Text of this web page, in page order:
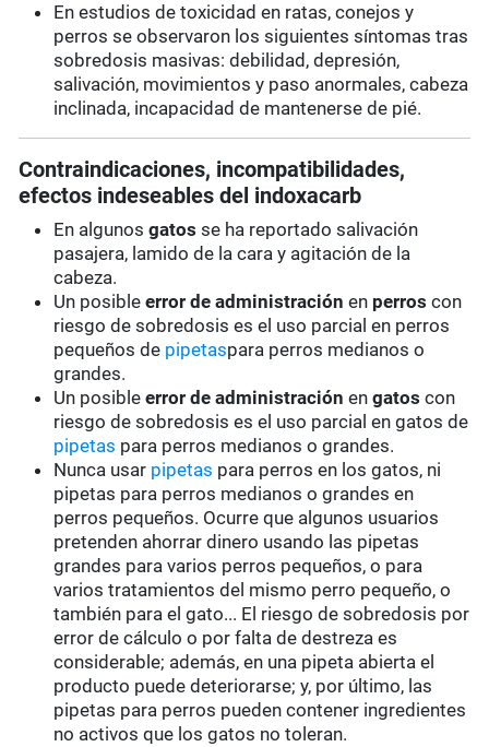
En estudios de toxicidad en ratas, conejos y
perros se observaron los siguientes síntomas tras
sobredosis masivas: debilidad, depresión,
salivación, movimientos y paso anormales, cabeza
inclinada, incapacidad de mantenerse de pié.
Contraindicaciones, incompatibilidades,
efectos indeseables del indoxacarb
En algunosgatos se ha reportado salivación
pasajera, lamido de la cara y agitación de la
cabeza.
Un posible error de administración en perros con
riesgo de sobredosis es el uso parcial en perros
pequeños de pipetaspara perros medianos o
grandes.
Un posible error de administración engatos con
riesgo de sobredosis es el uso parcial en gatos de
pipetas para perros medianos o grandes.
Nunca usar pipetas para perros en los gatos, ni
pipetas para perros medianos o grandes en
perros pequeños. Ocurre que algunos usuarios
pretenden ahorrar dinero usando las pipetas
grandes para varios perros pequeños, o para
varios tratamientos del mismo perro pequeño, o
también para el gato... El riesgo de sobredosis por
error de cálculo o por falta de destreza es
considerable; además, en una pipeta abierta el
producto puede deteriorarse; y, por último, las
pipetas para perros pueden contener ingredientes
no activos que los gatos no toleran.